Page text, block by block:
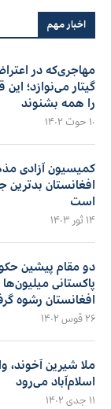
اخبار مهم
مهاجری‌که در
گیتار می‌نوازد؛
را همه بشنوند
۱۰ حوت ۱۴۰۲
کمیسیون آزادی
افغانستان بدترین
است
۱۴ ثور ۱۴۰۳
دو مقام پیشین
پاکستانی
افغانستان رشوه
۲۶ قوس ۱۴۰۲
ملا شیرین آخوند،
اسلام‌آباد می‌رود
۱۱ جدی ۱۴۰۲